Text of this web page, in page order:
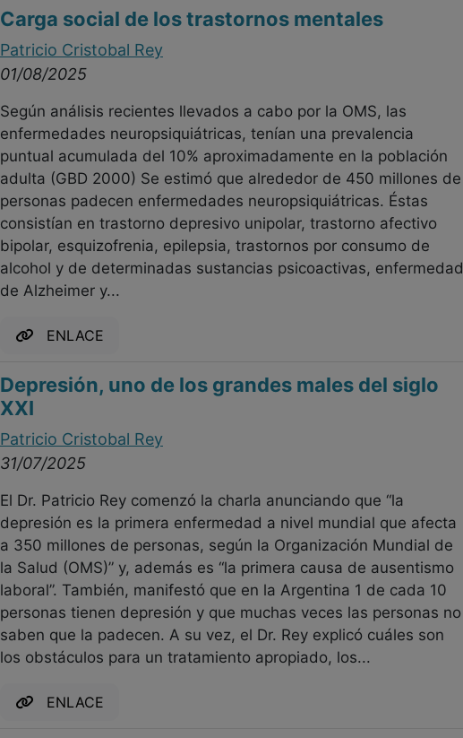
Carga social de los trastornos mentales
Patricio Cristobal Rey
01/08/2025
Según análisis recientes llevados a cabo por la OMS, las
enfermedades neuropsiquiátricas, tenían una prevalencia
puntual acumulada del 10% aproximadamente en la población
adulta (GBD 2000) Se estimó que alrededor de 450 millones de
personas padecen enfermedades neuropsiquiátricas. Éstas
consistían en trastorno depresivo unipolar, trastorno afectivo
bipolar, esquizofrenia, epilepsia, trastornos por consumo de
alcohol y de determinadas sustancias psicoactivas, enfermedad
de Alzheimer y...
ENLACE
Depresión, uno de los grandes males del siglo
XXI
Patricio Cristobal Rey
31/07/2025
El Dr. Patricio Rey comenzó la charla anunciando que “la
depresión es la primera enfermedad a nivel mundial que afecta
a 350 millones de personas, según la Organización Mundial de
la Salud (OMS)” y, además es “la primera causa de ausentismo
laboral”. También, manifestó que en la Argentina 1 de cada 10
personas tienen depresión y que muchas veces las personas no
saben que la padecen. A su vez, el Dr. Rey explicó cuáles son
los obstáculos para un tratamiento apropiado, los...
ENLACE